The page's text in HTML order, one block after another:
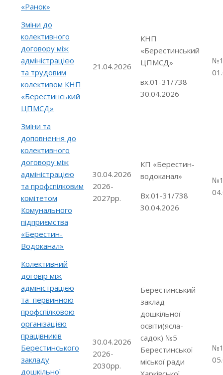
«Ранок»
Зміни до
колективного
договору між
адміністрацією
та трудовим
колективом КНП
«Берестинський
ЦПМСД»
21.04.2026
КНП
«Берестинський
ЦПМСД»
вх.01-31/738
30.04.2026
Зміни та
доповнення до
колективного
договору між
адміністрацією
та профспілковим
комітетом
Комунального
підприємства
«Берестин-
Водоканал»
30.04.2026
2026-
2027рр.
КП «Берестин-
водоканал»
Вх.01-31/738
30.04.2026
Колективний
договір між
адміністрацією
та первинною
профспілковою
організацією
працівників
Берестинського
закладу
дошкільної
30.04.2026
2026-
2030рр.
Берестинський
заклад
дошкільної
освіти(ясла-
садок) №5
Берестинської
міської ради